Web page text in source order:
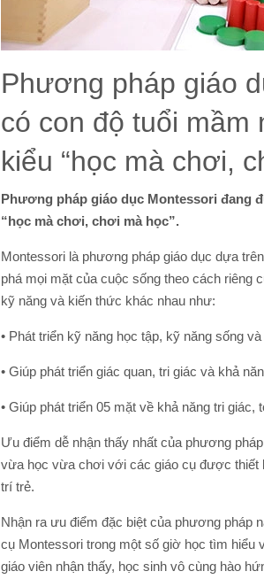
Phương pháp giáo
có con độ tuổi mầm
kiểu “học mà chơi,
Phương pháp giáo dục Montessori đang
“học mà chơi, chơi mà học”.
Montessori là phương pháp giáo dục dựa
phá mọi mặt của cuộc sống theo cách riêng
kỹ năng và kiến thức khác nhau như:
• Phát triển kỹ năng học tập, kỹ năng sống
• Giúp phát triển giác quan, tri giác và khả
• Giúp phát triển 05 mặt về khả năng tri
Ưu điểm dễ nhận thấy nhất của phương
vừa học vừa chơi với các giáo cụ được thiết
trí trẻ.
Nhận ra ưu điểm đặc biệt của phương pháp
cụ Montessori trong một số giờ học tìm hiểu
giáo viên nhận thấy, học sinh vô cùng hào